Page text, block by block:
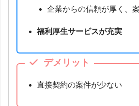
企業からの信頼が厚く、
福利厚生サービスが充実
デメリット
直接契約の案件が少ない